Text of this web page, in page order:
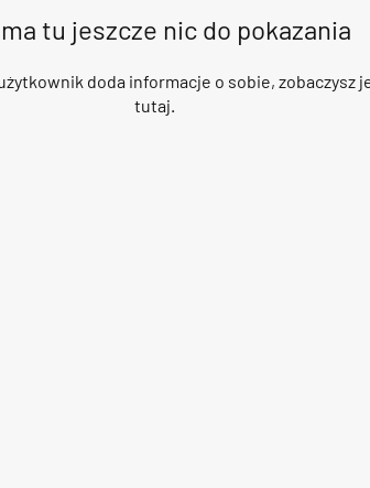
tu jeszcze nic do pokazania
doda informacje o sobie, zobaczysz
tutaj.